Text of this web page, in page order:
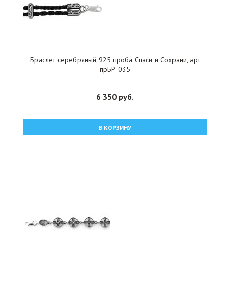
Браслет серебряный 925 проба Спаси и Сохрани, арт
прБР-035
6 350 руб.
В КОРЗИНУ